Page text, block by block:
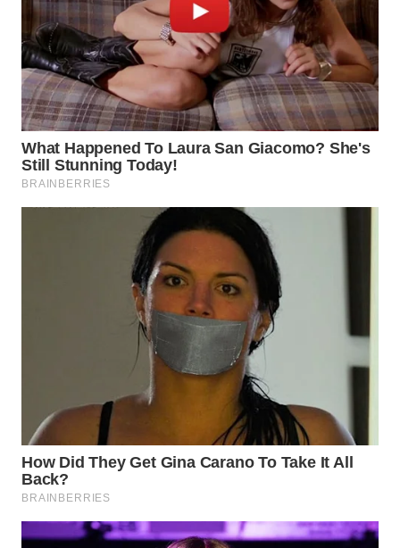
WN
BINJAI
WN
CIREBON
WN
INDRAMAYU
SUKABUMI
WN